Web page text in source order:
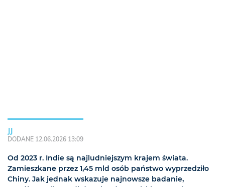
JJ
DODANE 12.06.2026 13:09
Od 2023 r. Indie są najludniejszym krajem świata.
Zamieszkane przez 1,45 mld osób państwo wyprzedziło
Chiny. Jak jednak wskazuje najnowsze badanie,